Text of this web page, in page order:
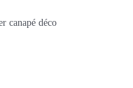
canapé déco